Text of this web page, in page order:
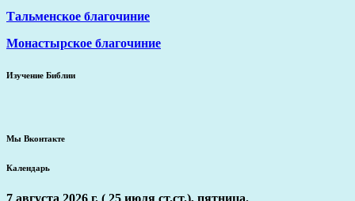
Тальменское благочиние
Монастырское благочиние
Изучение Библии
Мы Вконтакте
Календарь